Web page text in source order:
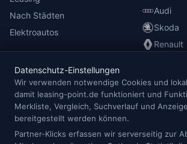
Nach Städten
Elektroautos
Audi
Skoda
Renault
INFORMATIONEN
Anbieterübersicht
Blog
Redaktion
Datenschutz-Einstellungen
Wir verwenden notwendige Cookies und
damit leasing-point.de funktioniert und
Merkliste, Vergleich, Suchverlauf und
bereitgestellt werden können.
Partner-Klicks erfassen wir serverseitig zur